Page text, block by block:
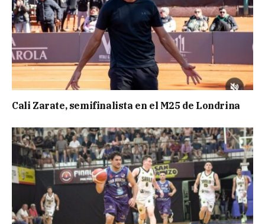
Cali Zarate, semifinalista en el M25 de Londrina